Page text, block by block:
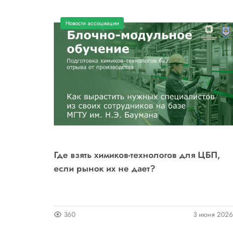
Новости ассоциации
Где взять химиков-технологов для ЦБП,
если рынок их не дает?
360 3 июня 2026